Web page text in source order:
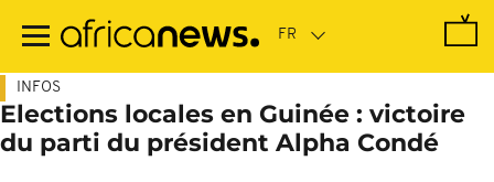
contenu
INFOS
Elections locales en Guinée : victoire
du parti du président Alpha Condé